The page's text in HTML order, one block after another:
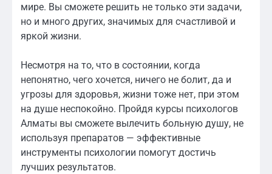
мире. Вы сможете решить не только эти задачи,
но и много других, значимых для счастливой и
яркой жизни.
Несмотря на то, что в состоянии, когда
непонятно, чего хочется, ничего не болит, да и
угрозы для здоровья, жизни тоже нет, при этом
на душе неспокойно. Пройдя курсы психологов
Алматы вы сможете вылечить больную душу, не
используя препаратов — эффективные
инструменты психологии помогут достичь
лучших результатов.